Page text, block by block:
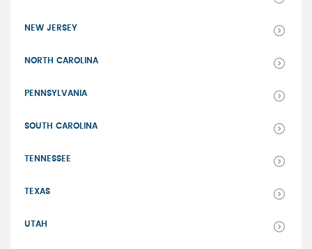
NEW JERSEY
NORTH CAROLINA
PENNSYLVANIA
SOUTH CAROLINA
TENNESSEE
TEXAS
UTAH